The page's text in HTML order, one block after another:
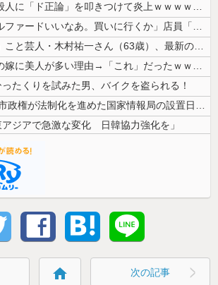
【悲報】 有吉、一般人に「ド正論」を叩きつけて炎上ｗｗｗｗｗｗｗｗ
【画像】 ワイ「アルファードいいなあ。買いに行くか」店員「ほいっ見積も...
【画像】 「キム兄」こと芸人・木村祐一さん（63歳）、最新の松本人志さ...
【凄すぎる】 力士の嫁に美人が多い理由→「これ」だったｗｗｗｗｗｗｗ
ったくりを試みた男、バイクを盗られる！
（ ´_ゝ`）中国「高市政権が法制化を進めた国家情報局の設置日が7月3...
ジアで急激な変化 日韓協力強化を」
home 次の記事